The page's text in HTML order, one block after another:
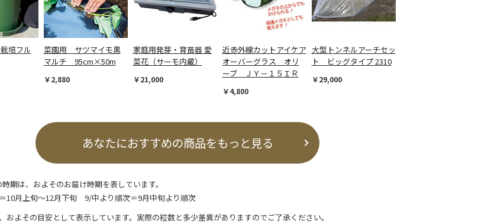
培フル
菜園用 サツマイモ黒
マルチ 95cm×50m
￥2,880
家庭用発芽・育苗器 愛
菜花（サーモ内蔵）
￥21,000
近赤外線カットアイケア
オーバーグラス オリ
ーブ ＪＹ－１５ＩＲ
￥4,800
大型トンネルアーチセッ
ト ビッグタイプ 2310
￥29,000
あなたにおすすめの商品をもっと見る
時期は、およそのお届け時期を表しています。
10月上旬～12月下旬 9/中より順次＝9月中旬より順次
およその目安として表示しています。実際の粒数と多少差異がありますのでご了承ください。